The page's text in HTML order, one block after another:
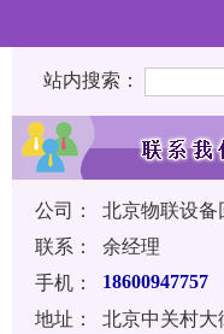
站内搜索：
公司：
北京物联设备
联系：
余经理
手机：
18600947757
地址：
北京中关村